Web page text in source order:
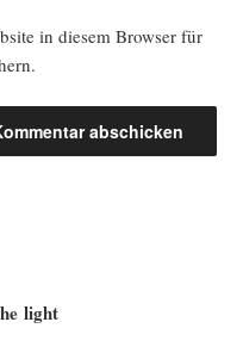
in diesem Browser für
light